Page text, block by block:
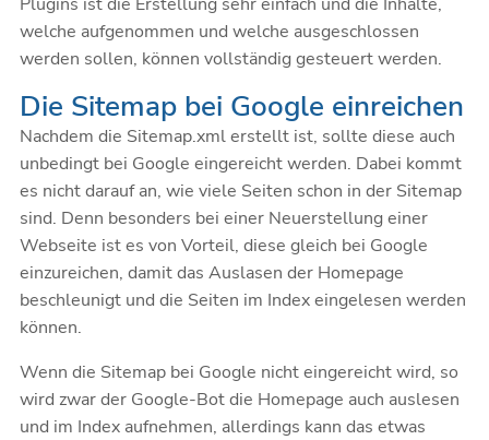
welche aufgenommen und welche ausgeschlossen
werden sollen, können vollständig gesteuert werden.
Die Sitemap bei Google einreichen
Nachdem die Sitemap.xml erstellt ist, sollte diese auch
unbedingt bei Google eingereicht werden. Dabei kommt
es nicht darauf an, wie viele Seiten schon in der Sitemap
sind. Denn besonders bei einer Neuerstellung einer
Webseite ist es von Vorteil, diese gleich bei Google
einzureichen, damit das Auslasen der Homepage
beschleunigt und die Seiten im Index eingelesen werden
können.
Wenn die Sitemap bei Google nicht eingereicht wird, so
wird zwar der Google-Bot die Homepage auch auslesen
und im Index aufnehmen, allerdings kann das etwas